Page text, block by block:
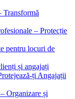
Transformă
– Protecție
pentru locuri de
și angajați
ți Angajații
Organizare și